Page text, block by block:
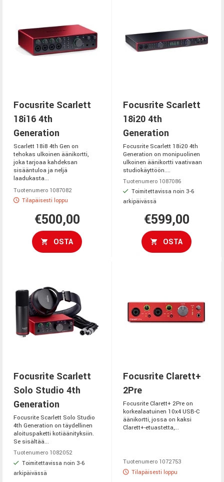
Focusrite Scarlett
18i16 4th
Generation
Scarlett 18i8 4th Gen on
tehokas ulkoinen äänikortti,
joka tarjoaa kahdeksan
sisääntuloa ja neljä
laadukasta...
Tuotenumero 1087082
Tilapäisesti loppu
€500,00
OSTA
Focusrite Scarlett
18i20 4th
Generation
Focusrite Scarlett 18i20 4th
Generation on monipuolinen
ulkoinen äänikortti vaativaan
studiokäyttöön....
Tuotenumero 1087086
Toimitettavissa noin 3-6
arkipäivässä
€599,00
OSTA
Focusrite Scarlett
Solo Studio 4th
Generation
Focusrite Scarlett Solo Studio
4th Generation on täydellinen
aloituspaketti kotiäänityksiin.
Se sisältää...
Tuotenumero 1082052
Toimitettavissa noin 3-6
arkipäivässä
Focusrite Clarett+
2Pre
Focusrite Clarett+ 2Pre on
korkealaatuinen 10x4 USB-C
äänikortti, jossa on kaksi
Clarett+-etuastetta,...
Tuotenumero 1072753
Tilapäisesti loppu